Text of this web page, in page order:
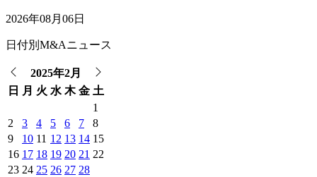
2026年08月06日
日付別M&Aニュース
2025年2月
日
月 火 水 木 金 土
1
2
3 4 5 6 7
8
9
10 11 12 13 14 15
16 17 18 19 20 21 22
23 24 25 26 27 28